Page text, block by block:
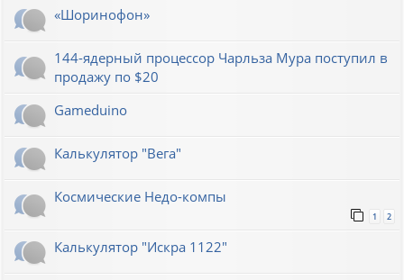
«Шоринофон»
144-ядерный процессор Чарльза Мура поступил в
продажу по $20
Gameduino
Калькулятор "Вега"
Космические Недо-компы
1 2
Калькулятор "Искра 1122"